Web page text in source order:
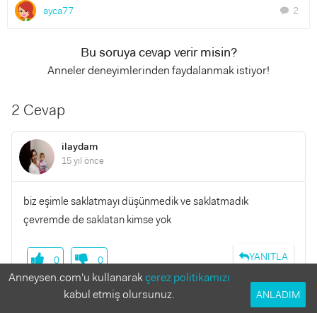
ayca77 chat 2
Bu soruya cevap verir misin?
Anneler deneyimlerinden faydalanmak istiyor!
2 Cevap
ilaydam
15 yıl önce
biz eşimle saklatmayı düşünmedik ve saklatmadık
çevremde de saklatan kimse yok
YANITLA
0 0
Anneysen.com'u kullanarakçerez politikamızı
kabul etmiş olursunuz.
ANLADIM